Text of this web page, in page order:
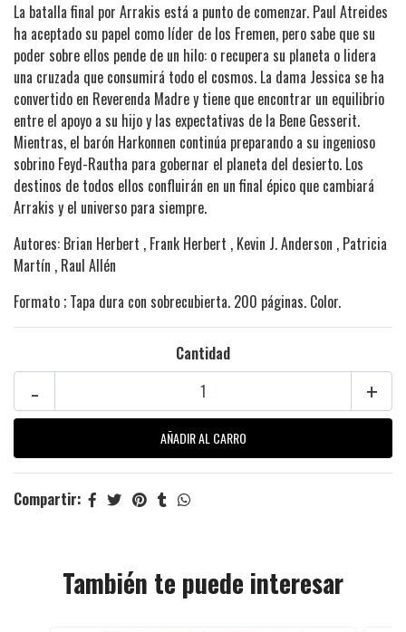
La batalla final por Arrakis está a punto de comenzar. Paul Atreides
ha aceptado su papel como líder de los Fremen, pero sabe que su
poder sobre ellos pende de un hilo: o recupera su planeta o lidera
una cruzada que consumirá todo el cosmos. La dama Jessica se ha
convertido en Reverenda Madre y tiene que encontrar un equilibrio
entre el apoyo a su hijo y las expectativas de la Bene Gesserit.
Mientras, el barón Harkonnen continúa preparando a su ingenioso
sobrino Feyd-Rautha para gobernar el planeta del desierto. Los
destinos de todos ellos confluirán en un final épico que cambiará
Arrakis y el universo para siempre.
Autores: Brian Herbert , Frank Herbert , Kevin J. Anderson , Patricia
Martín , Raul Allén
Formato ; Tapa dura con sobrecubierta. 200 páginas. Color.
Cantidad
+
-
Compartir:
También te puede interesar